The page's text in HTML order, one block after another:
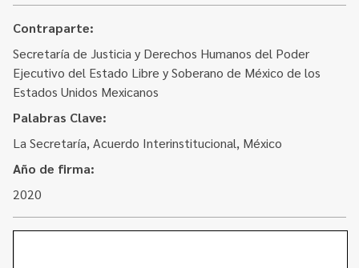
Convenios
Concursos
Acceso a la información Pública
Pedido de Acceso a la Información online
Plan de Gobierno Abierto en la Justicia
Recursos y Acceso a la Justicia
Cuento con Derechos
Transparencia
Contraparte:
Secretaría de Justicia y Derechos Humanos del Poder
Ejecutivo del Estado Libre y Soberano de México de los
Estados Unidos Mexicanos
Palabras Clave:
La Secretaría, Acuerdo Interinstitucional, México
Año de firma:
2020